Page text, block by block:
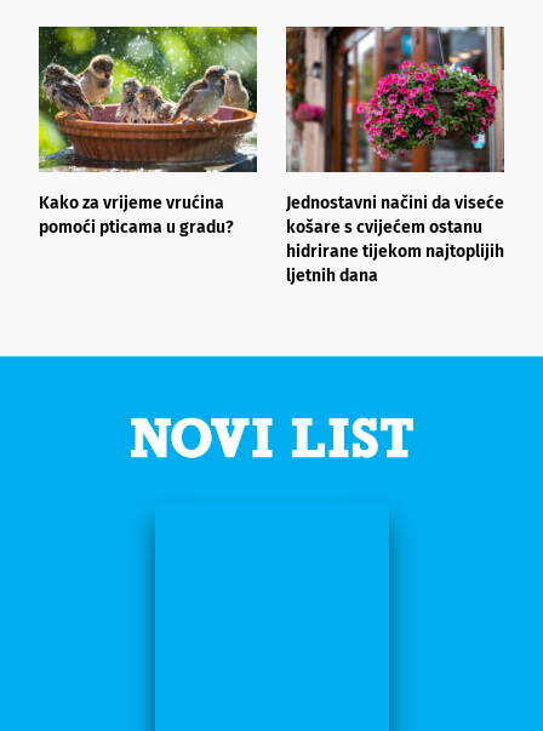
Kako za vrijeme vrućina
pomoći pticama u gradu?
Jednostavni načini da viseće
košare s cvijećem ostanu
hidrirane tijekom najtoplijih
ljetnih dana